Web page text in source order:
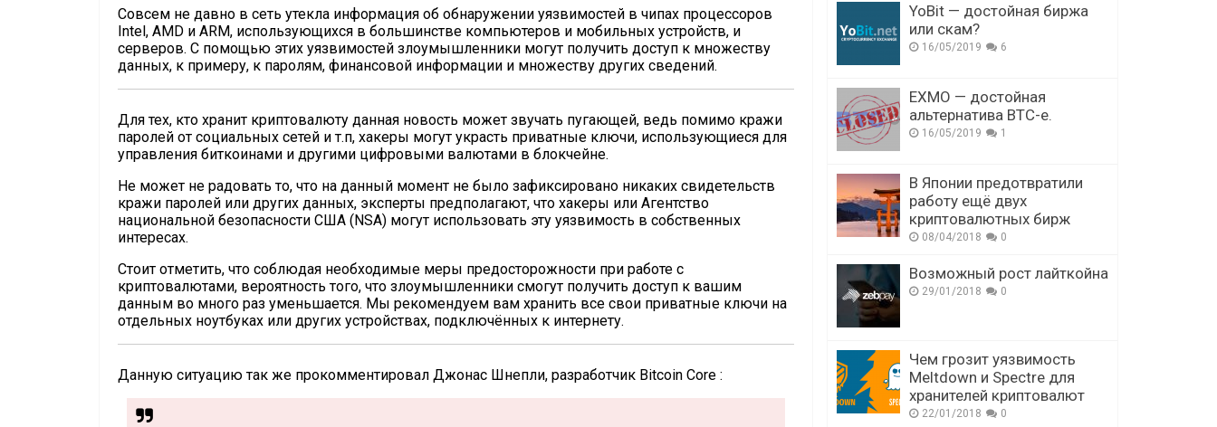
Совсем не давно в сеть утекла информация об обнаружении уязвимостей в чипах процессоров
Intel, AMD и ARM, использующихся в большинстве компьютеров и мобильных устройств, и
серверов. С помощью этих уязвимостей злоумышленники могут получить доступ к множеству
данных, к примеру, к паролям, финансовой информации и множеству других сведений.
Для тех, кто хранит криптовалюту данная новость может звучать пугающей, ведь помимо кражи
паролей от социальных сетей и т.п, хакеры могут украсть приватные ключи, использующиеся для
управления биткоинами и другими цифровыми валютами в блокчейне.
Не может не радовать то, что на данный момент не было зафиксировано никаких свидетельств
кражи паролей или других данных, эксперты предполагают, что хакеры или Агентство
национальной безопасности США (NSA) могут использовать эту уязвимость в собственных
интересах.
Стоит отметить, что соблюдая необходимые меры предосторожности при работе с
криптовалютами, вероятность того, что злоумышленники смогут получить доступ к вашим
данным во много раз уменьшается. Мы рекомендуем вам хранить все свои приватные ключи на
отдельных ноутбуках или других устройствах, подключённых к интернету.
Данную ситуацию так же прокомментировал Джонас Шнепли, разработчик Bitcoin Core :
YoBit — достойная биржа
или скам?
16/05/2019 6
EXMO — достойная
альтернатива BTC-e.
16/05/2019 1
В Японии предотвратили
работу ещё двух
криптовалютных бирж
08/04/2018 0
Возможный рост лайткойна
29/01/2018 0
Чем грозит уязвимость
Meltdown и Spectre для
хранителей криптовалют
22/01/2018 0